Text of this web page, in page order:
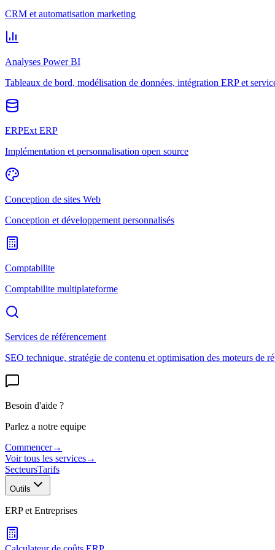
CRM et automatisation marketing
Analyses Power BI
Tableaux de bord, modélisation de données, intégration ERP et
ERPExt ERP
Implémentation et personnalisation open source
Conception de sites Web
Conception et développement personnalisés
Comptabilite
Comptabilite multiplateforme
Services de référencement
SEO technique, stratégie de contenu et optimisation des moteurs de
Besoin d'aide ?
Parlez a notre equipe
Commencer→
Voir tous les services→
SecteursTarifs
Outils
ERP et Entreprises